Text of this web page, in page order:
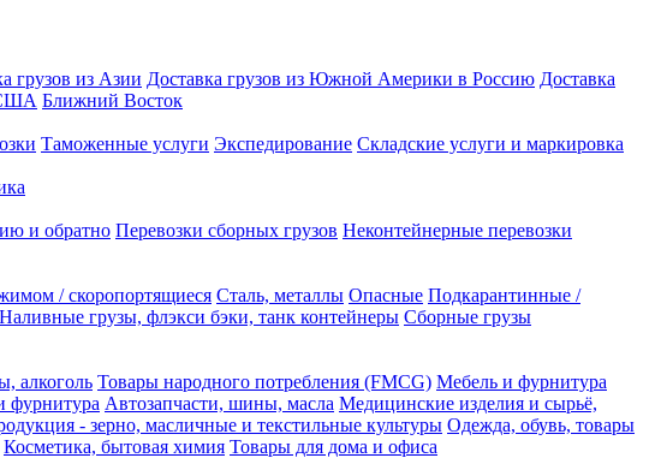
грузов из Азии Доставка грузов из Южной Америки в Россию Доставка
Ближний Восток
Таможенные услуги Экспедирование Складские услуги и маркировка
и обратно Перевозки сборных грузов Неконтейнерные перевозки
/ скоропортящиеся Сталь, металлы Опасные Подкарантинные /
Наливные грузы, флэкси бэки, танк контейнеры Сборные грузы
алкоголь Товары народного потребления (FMCG) Мебель и фурнитура
фурнитура Автозапчасти, шины, масла Медицинские изделия и сырьё,
- зерно, масличные и текстильные культуры Одежда, обувь, товары
Косметика, бытовая химия Товары для дома и офиса